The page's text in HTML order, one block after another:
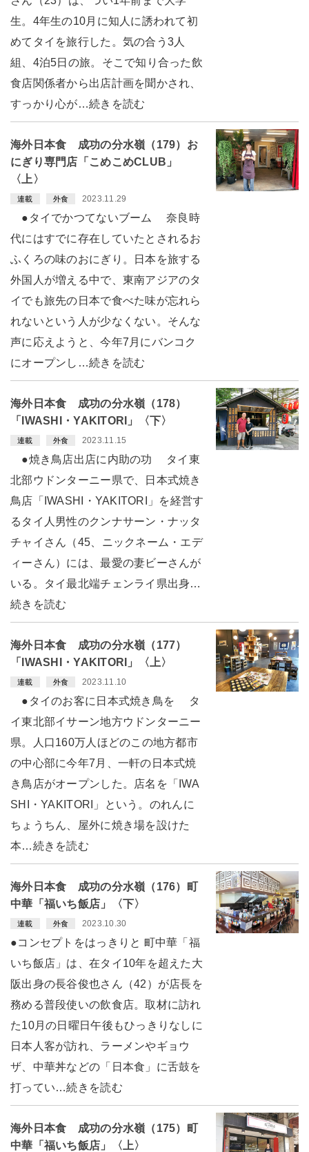
生。4年生の10月に知人に誘われて初
めてタイを旅行した。気の合う3人
組、4泊5日の旅。そこで知り合った飲
食店関係者から出店計画を聞かされ、
すっかり心が…続きを読む
海外日本食 成功の分水嶺（179）お
にぎり専門店「こめこめCLUB」
〈上〉
連載 外食 2023.11.29
●タイでかつてないブーム 奈良時
代にはすでに存在していたとされるお
ふくろの味のおにぎり。日本を旅する
外国人が増える中で、東南アジアのタ
イでも旅先の日本で食べた味が忘れら
れないという人が少なくない。そんな
声に応えようと、今年7月にバンコク
にオープンし…続きを読む
海外日本食 成功の分水嶺（178）
「IWASHI・YAKITORI」〈下〉
連載 外食 2023.11.15
●焼き鳥店出店に内助の功 タイ東
北部ウドンターニー県で、日本式焼き
鳥店「IWASHI・YAKITORI」を経営す
るタイ人男性のクンナサーン・ナッタ
チャイさん（45、ニックネーム・エデ
ィーさん）には、最愛の妻ビーさんが
いる。タイ最北端チェンライ県出身…
続きを読む
海外日本食 成功の分水嶺（177）
「IWASHI・YAKITORI」〈上〉
連載 外食 2023.11.10
●タイのお客に日本式焼き鳥を タ
イ東北部イサーン地方ウドンターニー
県。人口160万人ほどのこの地方都市
の中心部に今年7月、一軒の日本式焼
き鳥店がオープンした。店名を「IWA
SHI・YAKITORI」という。のれんに
ちょうちん、屋外に焼き場を設けた
本…続きを読む
海外日本食 成功の分水嶺（176）町
中華「福いち飯店」〈下〉
連載 外食 2023.10.30
●コンセプトをはっきりと 町中華「福
いち飯店」は、在タイ10年を超えた大
阪出身の長谷俊也さん（42）が店長を
務める普段使いの飲食店。取材に訪れ
た10月の日曜日午後もひっきりなしに
日本人客が訪れ、ラーメンやギョウ
ザ、中華丼などの「日本食」に舌鼓を
打ってい…続きを読む
海外日本食 成功の分水嶺（175）町
中華「福いち飯店」〈上〉